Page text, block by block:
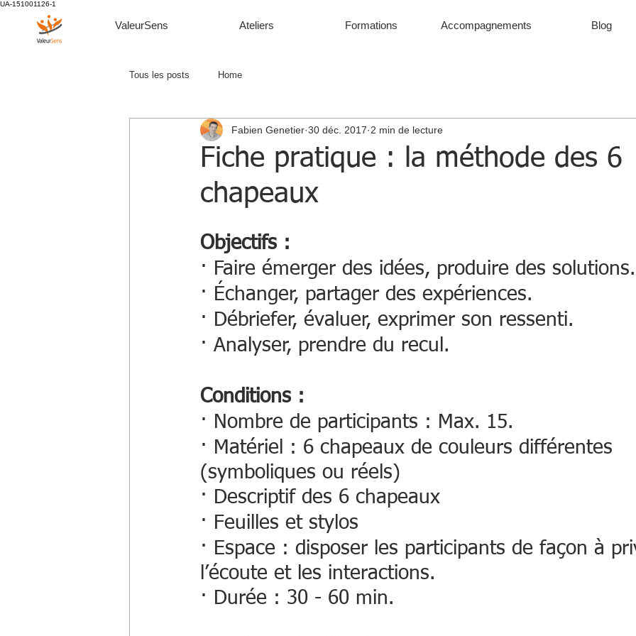
UA-151001126-1
ValeurSens Ateliers Formations Accompagnements Blog
Tous les posts Home
Fiche pratique : la méthode des 6
chapeaux
Fabien Genetier 30 déc. 2017 2 min de lecture
Objectifs :
· Faire émerger des idées, produire des solutions.
· Échanger, partager des expériences.
· Débriefer, évaluer, exprimer son ressenti.
· Analyser, prendre du recul.
Conditions :
· Nombre de participants : Max. 15.
· Matériel : 6 chapeaux de couleurs différentes
(symboliques ou réels)
· Descriptif des 6 chapeaux
· Feuilles et stylos
· Espace : disposer les participants de façon à
l’écoute et les interactions.
· Durée : 30 - 60 min.